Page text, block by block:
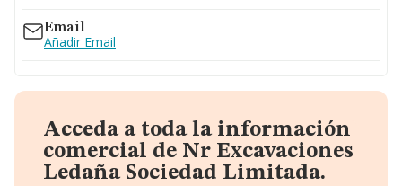
Email
Añadir Email
Acceda a toda la información
comercial de Nr Excavaciones
Ledaña Sociedad Limitada.